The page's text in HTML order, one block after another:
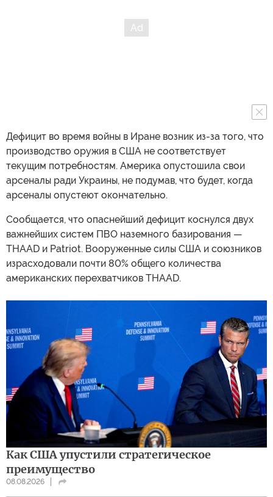
Дефицит во время войны в Иране возник из-за того, что
производство оружия в США не соответствует
текущим потребностям. Америка опустошила свои
арсеналы ради Украины, не подумав, что будет, когда
арсеналы опустеют окончательно.
Сообщается, что опаснейший дефицит коснулся двух
важнейших систем ПВО наземного базирования —
THAAD и Patriot. Вооруженные силы США и союзников
израсходовали почти 80% общего количества
американских перехватчиков THAAD.
Как США упустили стратегическое
преимущество
08.08.2026